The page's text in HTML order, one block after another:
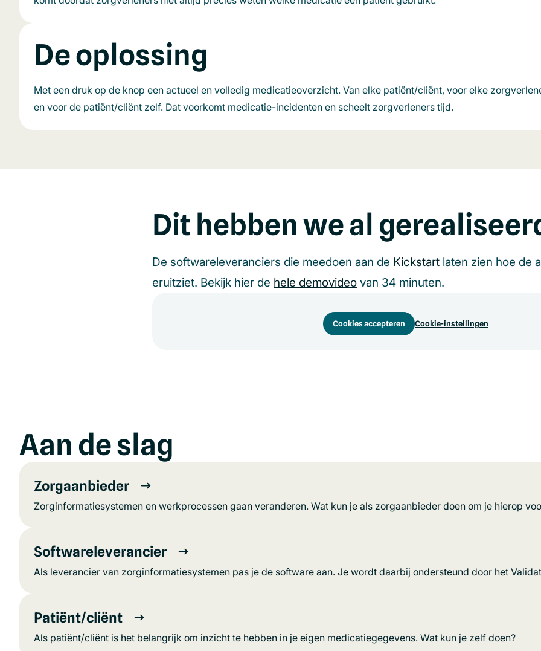
De oplossing
Met een druk op de knop een actueel en volledig medicatieoverzicht. Van elke patiënt/cliënt, voor elke
en voor de patiënt/cliënt zelf. Dat voorkomt medicatie-incidenten en scheelt zorgverleners tijd.
Dit hebben we al
De softwareleveranciers die meedoen aan de Kickstart laten zien hoe de
eruitziet. Bekijk hier de hele demovideo van 34 minuten.
Cookies accepteren Cookie-instellingen
Aan de slag
Zorgaanbieder
Zorginformatiesystemen en werkprocessen gaan veranderen. Wat kun je als zorgaanbieder doen om je hierop
Softwareleverancier
Als leverancier van zorginformatiesystemen pas je de software aan. Je wordt daarbij ondersteund door het
Patiënt/cliënt
Als patiënt/cliënt is het belangrijk om inzicht te hebben in je eigen medicatiegegevens. Wat kun je zelf doen?